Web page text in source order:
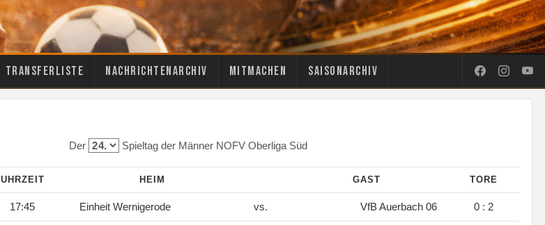
Transferliste Nachrichtenarchiv Mitmachen Saisonarchiv
Der Spieltag der Männer NOFV Oberliga Süd
UHRZEIT HEIM GAST TORE
17:45 Einheit Wernigerode vs. VfB Auerbach 06 0 : 2